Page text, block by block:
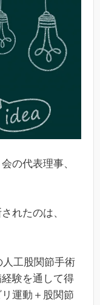
の代表理事、
れたのは、
人工股関節手術
験を通して得
運動＋股関節